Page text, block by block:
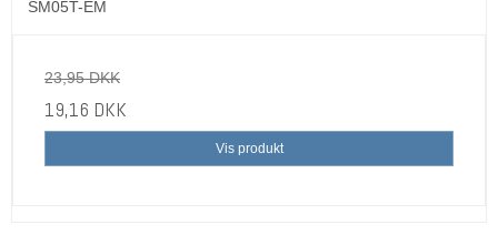
SM05T-EM
23,95 DKK
19,16 DKK
Vis produkt